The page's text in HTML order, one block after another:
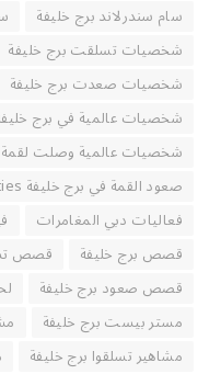
سام سندرلاند برج خليفة
شخصيات تسلقت برج خليفة
شخصيات صعدت برج خليفة
شخصيات عالمية في برج
شخصيات عالمية وصلت لقمة
صعود القمة في برج خليفة Dubai Tower climb personalities
فعاليات دبي المغامرات
قصص برج خليفة
قصص
قصص صعود برج خليفة
مستر بيست برج خليفة
مشاهير تسلقوا برج خليفة